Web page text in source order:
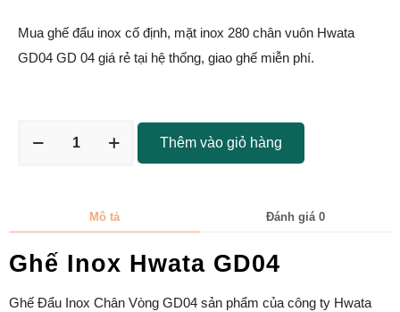
Mua ghế đẩu inox cố định, mặt inox 280 chân vuôn Hwata
GD04 GD 04 giá rẻ tại hệ thống, giao ghế miễn phí.
Thêm vào giỏ hàng
Mô tả Đánh giá 0
Ghế Inox Hwata GD04
Ghế Đẩu Inox Chân Vòng GD04 sản phẩm của công ty Hwata